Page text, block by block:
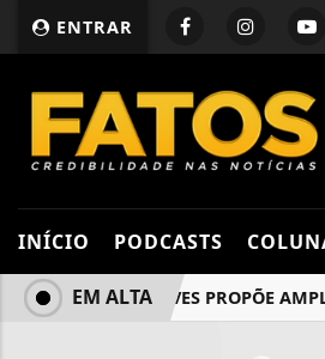
ENTRAR
INÍCIO PODCASTS
IEDA CHAVES PROPÕE
EM ALTA